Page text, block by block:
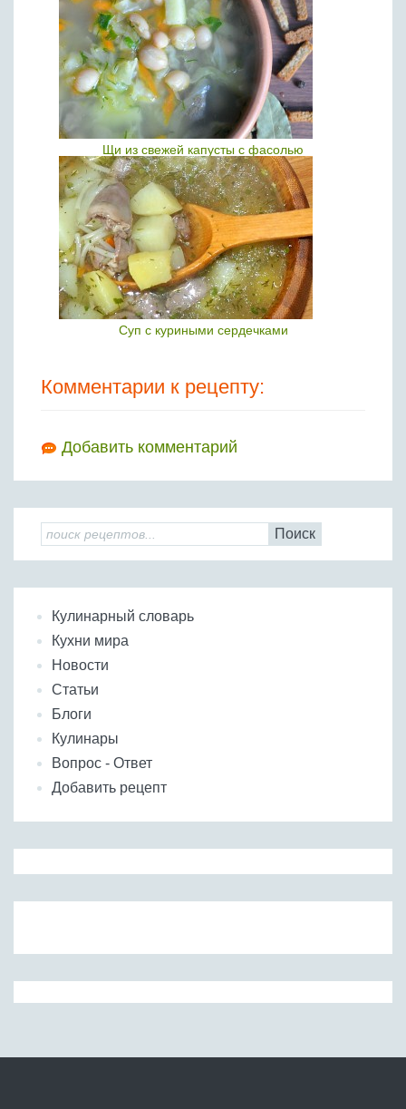
Щи из свежей капусты с фасолью
Суп с куриными сердечками
Комментарии к рецепту:
Добавить комментарий
Поиск
Кулинарный словарь
Кухни мира
Новости
Статьи
Блоги
Кулинары
Вопрос - Ответ
Добавить рецепт